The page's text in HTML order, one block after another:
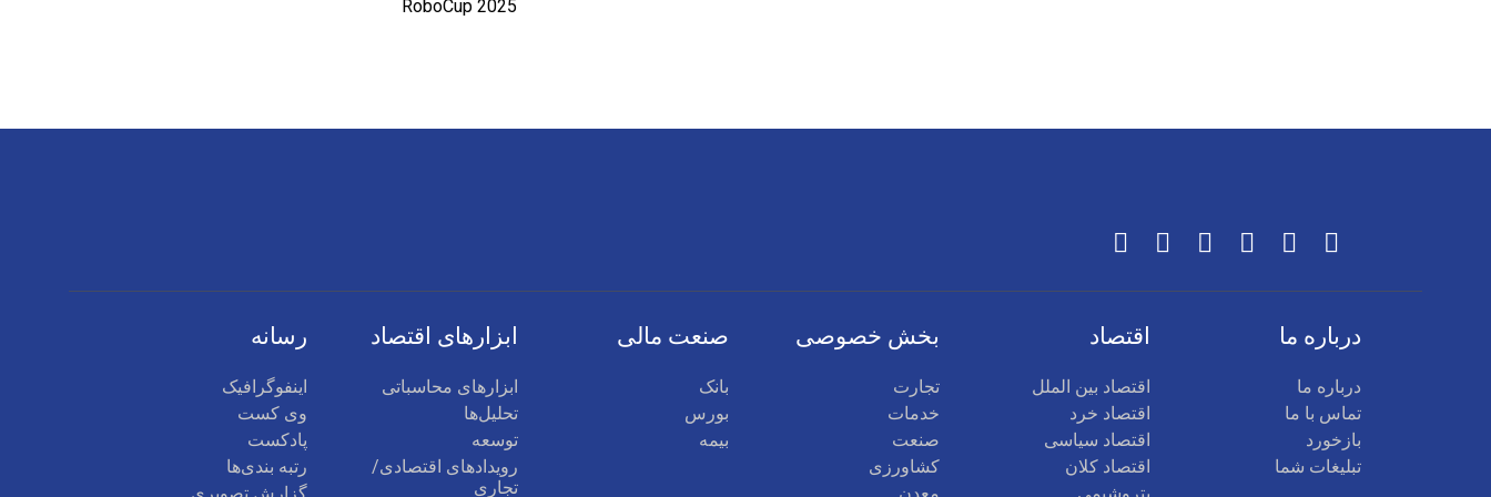
درباره ما
درباره ما
تماس با ما
بازخورد
تبلیغات شما
اقتصاد
اقتصاد بین الملل
اقتصاد خرد
اقتصاد سیاسی
اقتصاد کلان
بخش خصوصی
تجارت
خدمات
صنعت
کشاورزی
صنعت مالی
بانک
بورس
بیمه
ابزارهای اقتصاد
ابزارهای محاسباتی
تحلیل‌ها
توسعه
رویدادهای اقتصادی/
تجاری
رسانه
اینفوگرافیک
وی کست
پادکست
رتبه بندی‌ها